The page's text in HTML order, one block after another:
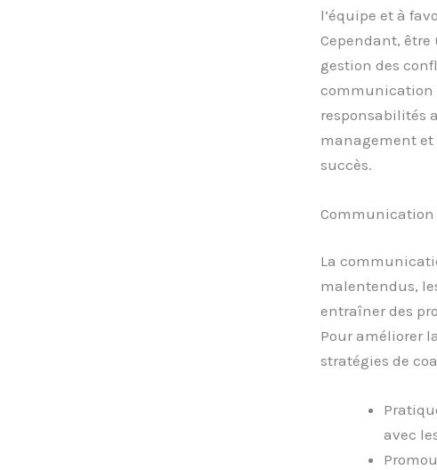
l’équipe et à
Cependant, être
gestion des
communication
responsabilités
management et
succès.
Communication
La
malentendus,
entraîner des
Pour améliorer
stratégies de
avec